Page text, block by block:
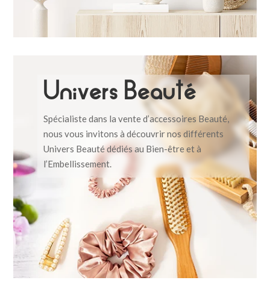
Univers Beauté
Spécialiste dans la vente d’accessoires Beauté,
nous vous invitons à découvrir nos différents
Univers Beauté dédiés au Bien-être et à
l’Embellissement.